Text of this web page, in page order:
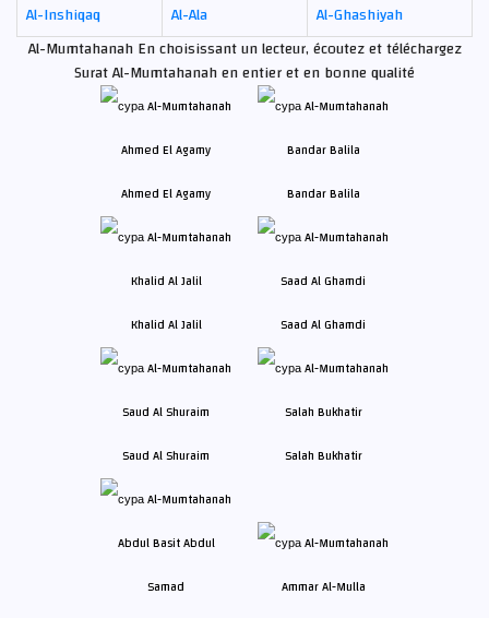
Al-Inshiqaq
Al-Ala
Al-Ghashiyah
Al-Mumtahanah En choisissant un lecteur, écoutez et téléchargez
Surat Al-Mumtahanah en entier et en bonne qualité
Ahmed El Agamy Bandar Balila
Khalid Al Jalil Saad Al Ghamdi
Saud Al Shuraim Salah Bukhatir